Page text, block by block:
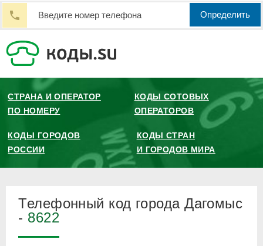
Определить
СТРАНА И ОПЕРАТОР
ПО НОМЕРУ
КОДЫ СОТОВЫХ
ОПЕРАТОРОВ
КОДЫ ГОРОДОВ
РОССИИ
КОДЫ СТРАН
И ГОРОДОВ МИРА
Телефонный код города Дагомыс
- 8622